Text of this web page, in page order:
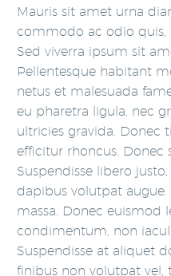
Mauris sit amet urna
commodo ac odio quis,
Sed viverra ipsum sit
Pellentesque habitant
netus et malesuada
eu pharetra ligula, nec
ultricies gravida. Donec
efficitur rhoncus. Donec
Suspendisse libero
dapibus volutpat
massa. Donec euismod
condimentum, non
Suspendisse at aliquet
finibus non volutpat vel,